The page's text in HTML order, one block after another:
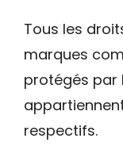
Tous les
marques
protégés par
respectifs.